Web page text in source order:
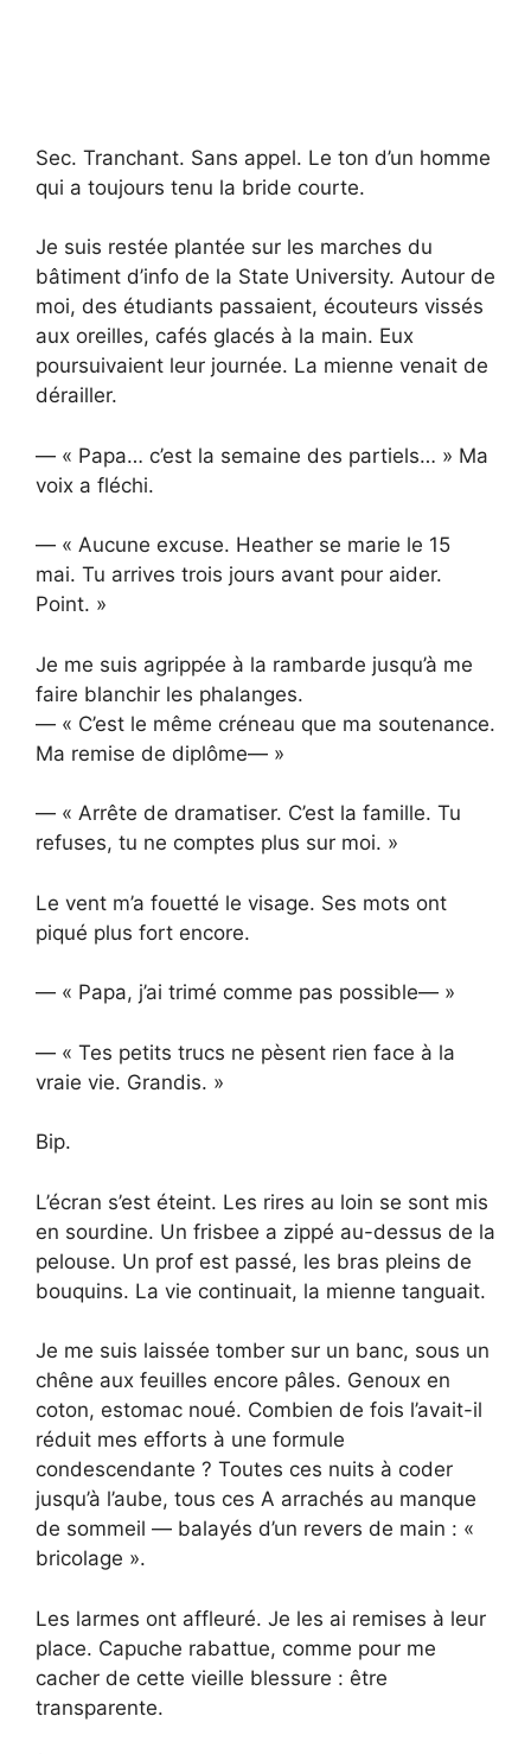
Sec. Tranchant. Sans appel. Le ton d’un homme
qui a toujours tenu la bride courte.
Je suis restée plantée sur les marches du
bâtiment d’info de la State University. Autour de
moi, des étudiants passaient, écouteurs vissés
aux oreilles, cafés glacés à la main. Eux
poursuivaient leur journée. La mienne venait de
dérailler.
— « Papa… c’est la semaine des partiels… » Ma
voix a fléchi.
— « Aucune excuse. Heather se marie le 15
mai. Tu arrives trois jours avant pour aider.
Point. »
Je me suis agrippée à la rambarde jusqu’à me
faire blanchir les phalanges.
— « C’est le même créneau que ma soutenance.
Ma remise de diplôme— »
— « Arrête de dramatiser. C’est la famille. Tu
refuses, tu ne comptes plus sur moi. »
Le vent m’a fouetté le visage. Ses mots ont
piqué plus fort encore.
— « Papa, j’ai trimé comme pas possible— »
— « Tes petits trucs ne pèsent rien face à la
vraie vie. Grandis. »
Bip.
L’écran s’est éteint. Les rires au loin se sont mis
en sourdine. Un frisbee a zippé au-dessus de la
pelouse. Un prof est passé, les bras pleins de
bouquins. La vie continuait, la mienne tanguait.
Je me suis laissée tomber sur un banc, sous un
chêne aux feuilles encore pâles. Genoux en
coton, estomac noué. Combien de fois l’avait-il
réduit mes efforts à une formule
condescendante ? Toutes ces nuits à coder
jusqu’à l’aube, tous ces A arrachés au manque
de sommeil — balayés d’un revers de main : «
bricolage ».
Les larmes ont affleuré. Je les ai remises à leur
place. Capuche rabattue, comme pour me
cacher de cette vieille blessure : être
transparente.